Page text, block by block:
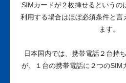
SIMカードが２枚挿せるというの
利用する場合はほぼ必須条件と
ます。
日本国内では、携帯電話２台持
が、１台の携帯電話に２つのSIM